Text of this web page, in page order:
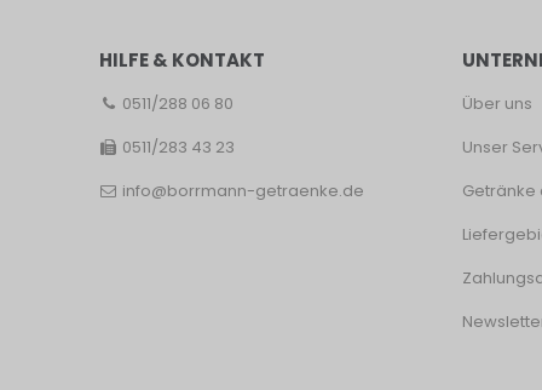
HILFE & KONTAKT
0511/288 06 80
0511/283 43 23
info@borrmann-getraenke.de
Über uns
Unser
Getränke